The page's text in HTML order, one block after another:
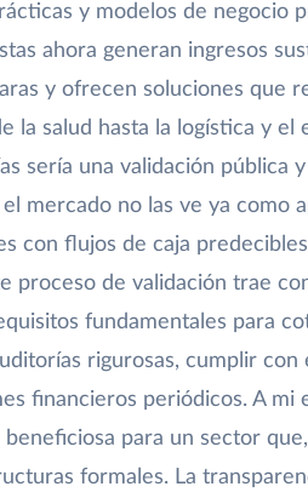
y modelos de negocio
ahora generan ingresos
y ofrecen soluciones que
la salud hasta la logística y
sería una validación pública
el mercado no las ve ya como
con flujos de caja
proceso de validación trae
fundamentales para
rigurosas, cumplir
financieros periódicos. A mi
para un sector
formales. La